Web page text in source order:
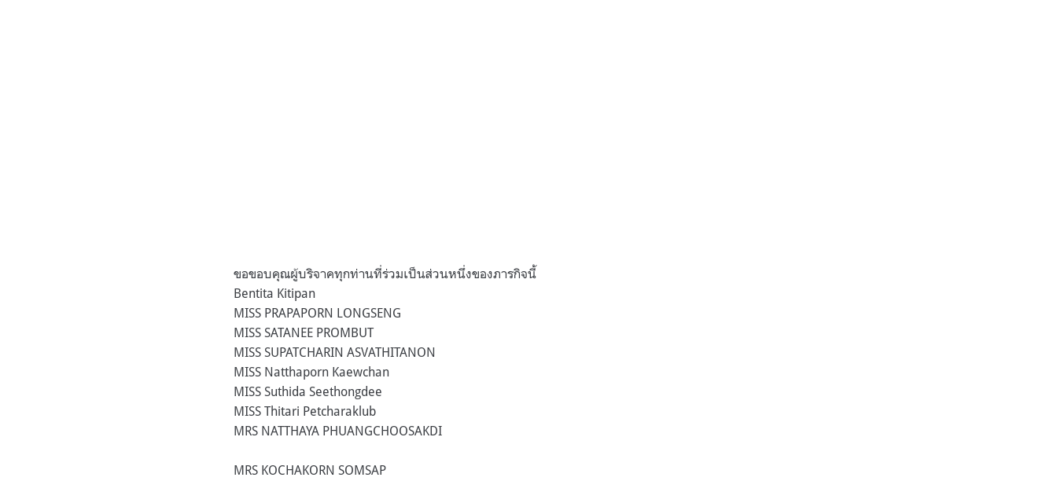
ขอขอบคุณผู้บริจาคทุกท่านที่ร่วมเป็นส่วนหนึ่งของภารกิจนี้
Bentita Kitipan
MISS PRAPAPORN LONGSENG
MISS SATANEE PROMBUT
MISS SUPATCHARIN ASVATHITANON
MISS Natthaporn Kaewchan
MISS Suthida Seethongdee
MISS Thitari Petcharaklub
MRS NATTHAYA PHUANGCHOOSAKDI
MRS KOCHAKORN SOMSAP